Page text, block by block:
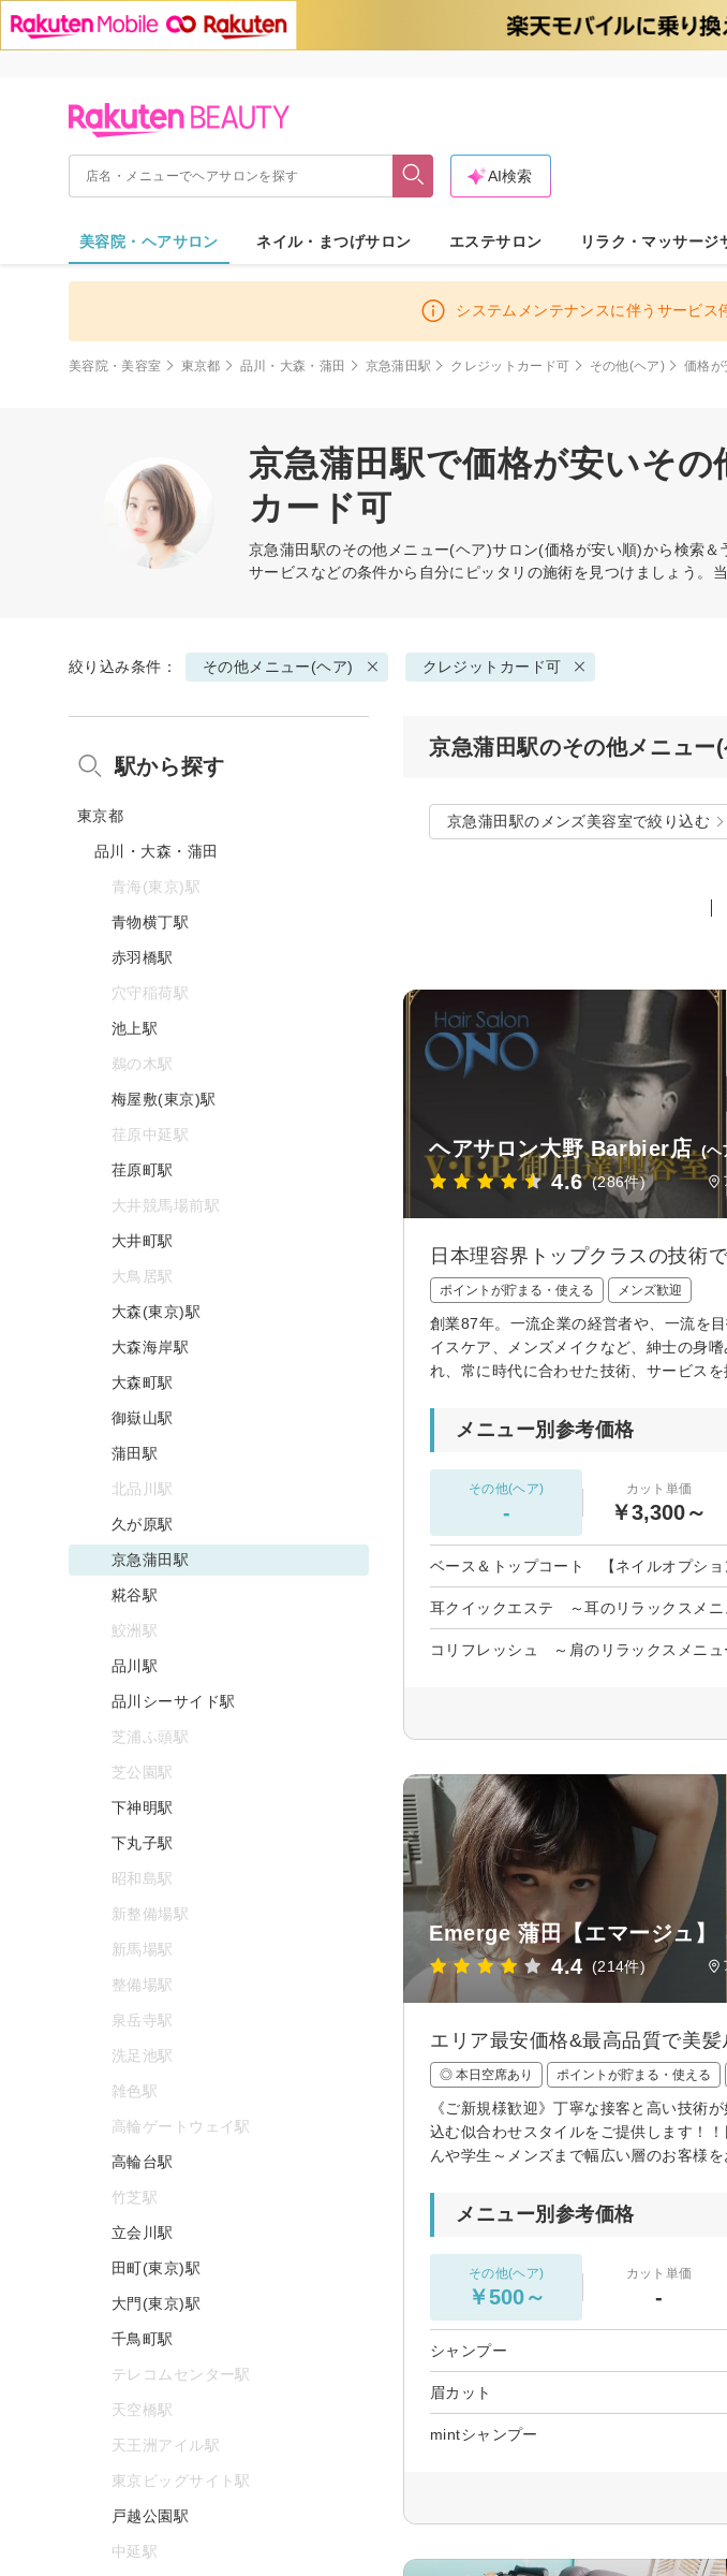
AI検索
美容院・ヘアサロン ネイル・まつげサロン エステサロン リラク・マッサージ
システムメンテナンスに伴うサービ
美容院・美容室 東京都 品川・大森・蒲田 京急蒲田駅 クレジットカード可 その他(ヘア) 価格が
京急蒲田駅で価格が安いそ
カード可
京急蒲田駅のその他メニュー(ヘア)サロン(価格が安い順)から検索＆
サービスなどの条件から自分にピッタリの施術を見つけましょう。
絞り込み条件： その他メニュー(ヘア) クレジットカード可
京急蒲田駅のその他メニュー
京急蒲田駅のメンズ美容室で絞り込む
ヘアサロン大野 Barbier店 (ヘ
4.6 (286件)
日本理容界トップクラスの技術
ポイントが貯まる・使える メンズ歓迎
創業87年。一流企業の経営者や、一流を
イスケア、メンズメイクなど、紳士の身
れ、常に時代に合わせた技術、サービスを
メニュー別参考価格
その他(ヘア)
-
カット単価
￥3,300～
ベース＆トップコート 【ネイルオプショ
耳クイックエステ ～耳のリラックスメ
コリフレッシュ ～肩のリラックスメニ
Emerge 蒲田【エマージュ】
4.4 (214件)
エリア最安価格&最高品質で美
◎ 本日空席あり ポイントが貯まる・使える
《ご新規様歓迎》丁寧な接客と高い技術
込む似合わせスタイルをご提供します！
んや学生～メンズまで幅広い層のお客様
メニュー別参考価格
その他(ヘア)
￥500～
カット単価
-
シャンプー
眉カット
mintシャンプー
駅から探す
東京都
品川・大森・蒲田
青海(東京)駅
青物横丁駅
赤羽橋駅
穴守稲荷駅
池上駅
鵜の木駅
梅屋敷(東京)駅
荏原中延駅
荏原町駅
大井競馬場前駅
大井町駅
大鳥居駅
大森(東京)駅
大森海岸駅
大森町駅
御嶽山駅
蒲田駅
北品川駅
久が原駅
京急蒲田駅
糀谷駅
鮫洲駅
品川駅
品川シーサイド駅
芝浦ふ頭駅
芝公園駅
下神明駅
下丸子駅
昭和島駅
新整備場駅
新馬場駅
整備場駅
泉岳寺駅
洗足池駅
雑色駅
高輪ゲートウェイ駅
高輪台駅
竹芝駅
立会川駅
田町(東京)駅
大門(東京)駅
千鳥町駅
テレコムセンター駅
天空橋駅
天王洲アイル駅
東京ビッグサイト駅
戸越公園駅
中延駅